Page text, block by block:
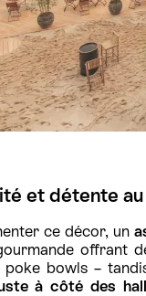
et détente
ce décor, un
offrant
poke bowls –
à côté des